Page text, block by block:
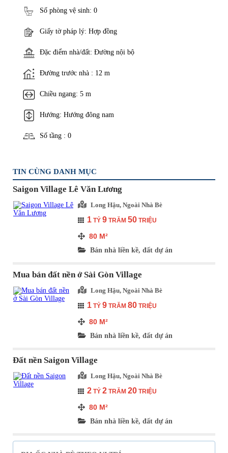
Số phòng vệ sinh: 0
Giấy tờ pháp lý: Hợp đồng
Đặc điểm nhà/đất: Đường nội bộ
Đường trước nhà : 12 m
Chiều ngang: 5 m
Hướng: Hướng đông nam
Số tầng : 0
TIN CÙNG DANH MỤC
Saigon Village Lê Văn Lương
Long Hậu, Ngoài Nhà Bè
1 TỶ9 TRĂM50 TRIỆU
80 M²
Bán nhà liền kề, đất dự án
Mua bán đất nền ở Sài Gòn Village
Long Hậu, Ngoài Nhà Bè
1 TỶ9 TRĂM80 TRIỆU
80 M²
Bán nhà liền kề, đất dự án
Đất nền Saigon Village
Long Hậu, Ngoài Nhà Bè
2 TỶ2 TRĂM20 TRIỆU
80 M²
Bán nhà liền kề, đất dự án